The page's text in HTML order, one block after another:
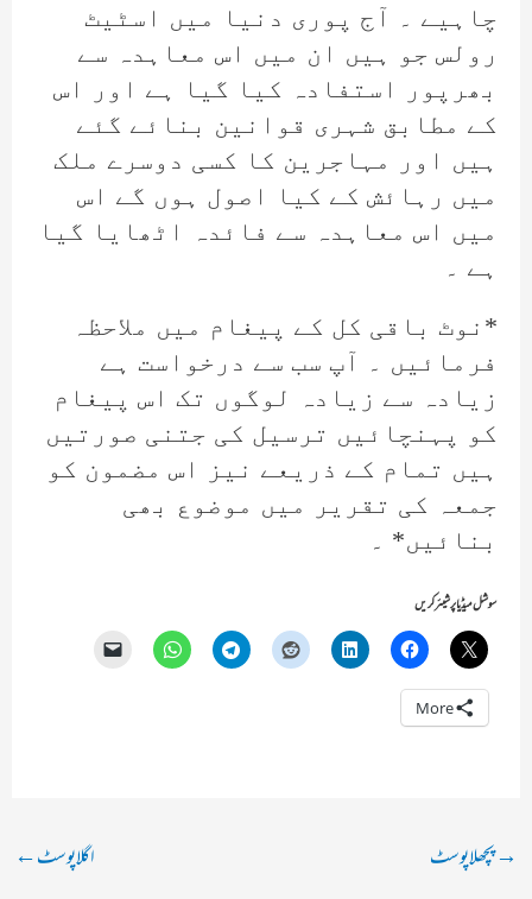
چاہیے ۔ آج پوری دنیا میں اسٹیٹ
رولس جو ہیں ان میں اس معاہدہ سے
بھرپور استفادہ کیا گیا ہے اور اس
کے مطابق شہری قوانین بنائے گئے
ہیں اور مہاجرین کا کسی دوسرے ملک
میں رہائش کے کیا اصول ہوں گے اس
میں اس معاہدہ سے فائدہ اٹھایا گیا
ہے ۔
*نوٹ باقی کل کے پیغام میں ملاحظہ
فرمائیں ۔ آپ سب سے درخواست ہے
زیادہ سے زیادہ لوگوں تک اس پیغام
کو پہنچائیں ترسیل کی جتنی صورتیں
ہیں تمام کے ذریعے نیز اس مضمون کو
جمعہ کی تقریر میں موضوع بھی
بنائیں* ۔
سوشل میڈیا پر شیئر کریں
More
پوسٹ
→پچھلا پوسٹ اگلا پوسٹ←